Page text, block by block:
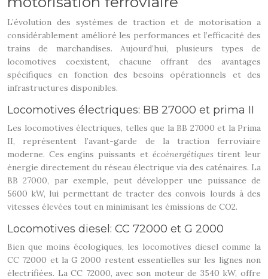
L’évolution des systèmes de traction et de motorisation a
considérablement amélioré les performances et l’efficacité des
trains de marchandises. Aujourd’hui, plusieurs types de
locomotives coexistent, chacune offrant des avantages
spécifiques en fonction des besoins opérationnels et des
infrastructures disponibles.
Locomotives électriques: BB 27000 et prima II
Les locomotives électriques, telles que la BB 27000 et la Prima
II, représentent l’avant-garde de la traction ferroviaire
moderne. Ces engins puissants et écoénergétiquestirent leur
énergie directement du réseau électrique via des caténaires. La
BB 27000, par exemple, peut développer une puissance de
5600 kW, lui permettant de tracter des convois lourds à des
vitesses élevées tout en minimisant les émissions de CO2.
Locomotives diesel: CC 72000 et G 2000
Bien que moins écologiques, les locomotives diesel comme la
CC 72000 et la G 2000 restent essentielles sur les lignes non
électrifiées. La CC 72000, avec son moteur de 3540 kW, offre